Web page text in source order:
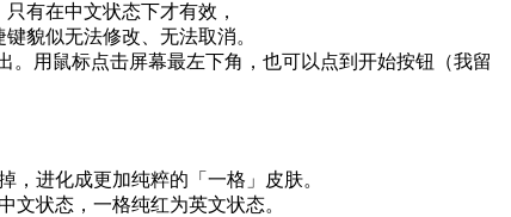
有在中文状态下才有效，
貌似无法修改、无法取消。
。用鼠标点击屏幕最左下角，也可以点到开始按钮（我留
，进化成更加纯粹的「一格」皮肤。
文状态，一格纯红为英文状态。